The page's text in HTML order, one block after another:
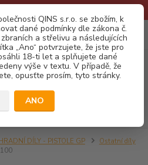
QINS s.r.o. se zbožím, k
dané podmínky dle zákona č.
a střelivu a následujících
„Ano“ potvrzujete, že jste pro
18-ti let a splňujete dané
výše v textu. V případě, že
opusťte prosím, tyto stránky.
ANO
Menu
CZK 0
za0,00 Kč
DÍLY - PISTOLE GP
Ostatní díly